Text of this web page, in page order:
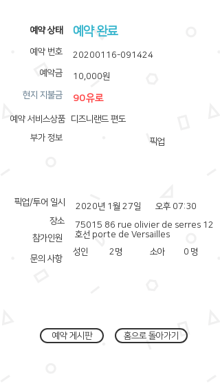
​예약 상태
예약 번호
예약금
​현지 지불금
부가 정보
픽업/투어 일시
장소
참가인원
문의 사항
예약 서비스상품
예약 완료
20200116-091424
10,000원
90유로
디즈니랜드 편도
픽업
2020년 1월 27일
오후 07:30
75015 86 rue olivier de serres 12
호선 porte de Versailles
성인
2명 소아 0 명
예약 게시판 홈으로 돌아가기